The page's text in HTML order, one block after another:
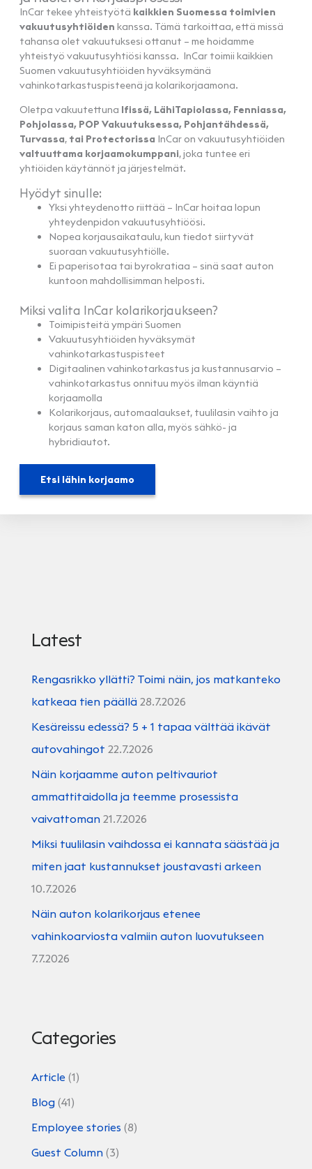
InCar tekee yhteistyötä kaikkien Suomessa toimivien
vakuutusyhtiöiden kanssa. Tämä tarkoittaa, että missä
tahansa olet vakuutuksesi ottanut – me hoidamme
yhteistyö vakuutusyhtiösi kanssa. InCar toimii kaikkien
Suomen vakuutusyhtiöiden hyväksymänä
vahinkotarkastuspisteenä ja kolarikorjaamona.
Oletpa vakuutettuna Ifissä, LähiTapiolassa, Fenniassa,
Pohjolassa, POP Vakuutuksessa, Pohjantähdessä,
Turvassa, tai Protectorissa InCar on vakuutusyhtiöiden
valtuuttama korjaamokumppani, joka tuntee eri
yhtiöiden käytännöt ja järjestelmät.
Hyödyt sinulle:
Yksi yhteydenotto riittää – InCar hoitaa lopun
yhteydenpidon vakuutusyhtiöösi.
Nopea korjausaikataulu, kun tiedot siirtyvät
suoraan vakuutusyhtiölle.
Ei paperisotaa tai byrokratiaa – sinä saat auton
kuntoon mahdollisimman helposti.
Miksi valita InCar kolarikorjaukseen?
Toimipisteitä ympäri Suomen
Vakuutusyhtiöiden hyväksymät
vahinkotarkastuspisteet
Digitaalinen vahinkotarkastus ja kustannusarvio –
vahinkotarkastus onnituu myös ilman käyntiä
korjaamolla
Kolarikorjaus, automaalaukset, tuulilasin vaihto ja
korjaus saman katon alla, myös sähkö- ja
hybridiautot.
Etsi lähin korjaamo
Latest
Rengasrikko yllätti? Toimi näin, jos matkanteko
katkeaa tien päällä 28.7.2026
Kesäreissu edessä? 5 + 1 tapaa välttää ikävät
autovahingot 22.7.2026
Näin korjaamme auton peltivauriot
ammattitaidolla ja teemme prosessista
vaivattoman 21.7.2026
Miksi tuulilasin vaihdossa ei kannata säästää ja
miten jaat kustannukset joustavasti arkeen
10.7.2026
Näin auton kolarikorjaus etenee
vahinkoarviosta valmiin auton luovutukseen
7.7.2026
Categories
Article (1)
Blog (41)
Employee stories (8)
Guest Column (3)